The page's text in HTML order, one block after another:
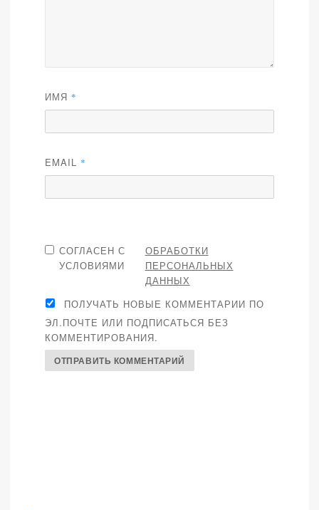
ИМЯ *
EMAIL *
СОГЛАСЕН С
УСЛОВИЯМИ
ОБРАБОТКИ
ПЕРСОНАЛЬНЫХ
ДАННЫХ
ПОЛУЧАТЬ НОВЫЕ КОММЕНТАРИИ ПО
ЭЛ.ПОЧТЕ ИЛИ ПОДПИСАТЬСЯ БЕЗ
КОММЕНТИРОВАНИЯ.